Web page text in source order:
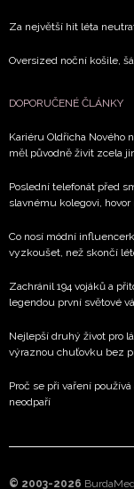
Za největší hit léta
Oversized noční košile,
DOPORUČENÉ ČLÁNKY
Kariéru Oldřicha Nového
měl původně živit zcela
Poslední telefonát před
slavnému kolegovi,
Co nosí módní
vyzkoušet, než skončí
Zachránil 194 vojáků a
legendou první světové
Nejlepší druhý život pro
výraznou chuťovku bez
Proč se při vaření
neodpaří
© 2003-2026